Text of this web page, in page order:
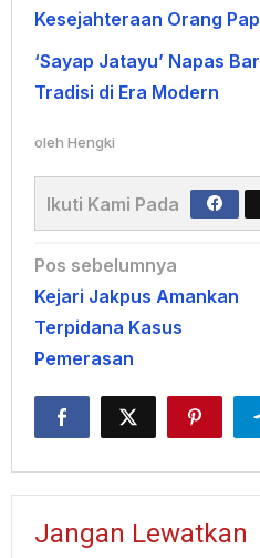
Kesejahteraan Orang
‘Sayap Jatayu’ Napas
Tradisi di Era Modern
oleh Hengki
Ikuti Kami Pada
Navigasi
pos
Pos sebelumnya
Kejari Jakpus Amankan
Terpidana Kasus
Pemerasan
Jangan Lewatkan